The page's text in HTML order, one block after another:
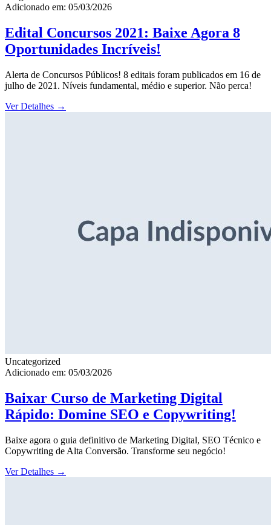
Adicionado em: 05/03/2026
Edital Concursos 2021: Baixe Agora 8
Oportunidades Incríveis!
Alerta de Concursos Públicos! 8 editais foram publicados em 16 de
julho de 2021. Níveis fundamental, médio e superior. Não perca!
Ver Detalhes →
Uncategorized
Adicionado em: 05/03/2026
Baixar Curso de Marketing Digital
Rápido: Domine SEO e Copywriting!
Baixe agora o guia definitivo de Marketing Digital, SEO Técnico e
Copywriting de Alta Conversão. Transforme seu negócio!
Ver Detalhes →